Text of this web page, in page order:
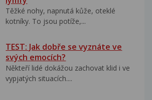
Těžké nohy, napnutá kůže, oteklé
kotníky. To jsou potíže,...
TEST: Jak dobře se vyznáte ve
svých emocích?
Někteří lidé dokážou zachovat klid i ve
vypjatých situacích....